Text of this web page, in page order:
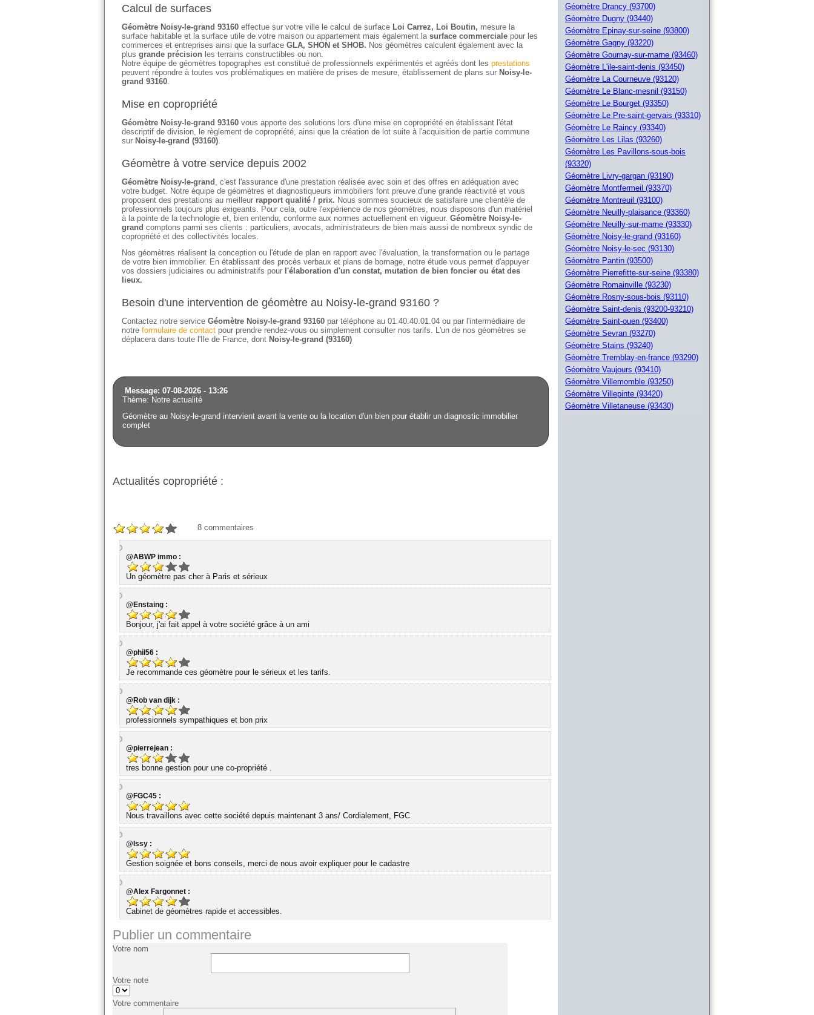
Calcul de surfaces
Géomètre Noisy-le-grand 93160 effectue sur votre ville le calcul de surface Loi Carrez, Loi Boutin, mesure la
surface habitable et la surface utile de votre maison ou appartement mais également la surface commerciale pour les
commerces et entreprises ainsi que la surface GLA, SHON et SHOB. Nos géomètres calculent également avec la
plus grande précision les terrains constructibles ou non.
Notre équipe de géomètres topographes est constitué de professionnels expérimentés et agréés dont les prestations
peuvent répondre à toutes vos problématiques en matière de prises de mesure, établissement de plans sur Noisy-le-
grand 93160.
Mise en copropriété
Géomètre Noisy-le-grand 93160 vous apporte des solutions lors d'une mise en copropriété en établissant l'état
descriptif de division, le règlement de copropriété, ainsi que la création de lot suite à l'acquisition de partie commune
sur Noisy-le-grand (93160).
Géomètre à votre service depuis 2002
Géomètre Noisy-le-grand , c'est l'assurance d'une prestation réalisée avec soin et des offres en adéquation avec
votre budget. Notre équipe de géomètres et diagnostiqueurs immobiliers font preuve d'une grande réactivité et vous
proposent des prestations au meilleur rapport qualité / prix. Nous sommes soucieux de satisfaire une clientèle de
professionnels toujours plus exigeants. Pour cela, outre l'expérience de nos géomètres, nous disposons d'un matériel
à la pointe de la technologie et, bien entendu, conforme aux normes actuellement en vigueur. Géomètre Noisy-le-
grand comptons parmi ses clients : particuliers, avocats, administrateurs de bien mais aussi de nombreux syndic de
copropriété et des collectivités locales.
Nos géomètres réalisent la conception ou l'étude de plan en rapport avec l'évaluation, la transformation ou le partage
de votre bien immobilier. En établissant des procès verbaux et plans de bornage, notre étude vous permet d'appuyer
vos dossiers judiciaires ou administratifs pour l'élaboration d'un constat, mutation de bien foncier ou état des
lieux.
Besoin d'une intervention de géomètre au Noisy-le-grand 93160 ?
Contactez notre service Géomètre Noisy-le-grand 93160 par téléphone au 01.40.40.01.04 ou par l'intermédiaire de
notre formulaire de contact pour prendre rendez-vous ou simplement consulter nos tarifs. L'un de nos géomètres se
déplacera dans toute l'Ile de France, dont Noisy-le-grand (93160)
Message: 07-08-2026 - 13:26
Thème: Notre actualité
Géomètre au Noisy-le-grand intervient avant la vente ou la location d'un bien pour établir un diagnostic immobilier
complet
Actualités copropriété :
8 commentaires
@ABWP immo :
Un géomètre pas cher à Paris et sérieux
@Enstaing :
Bonjour, j'ai fait appel à votre société grâce à un ami
@phil56 :
Je recommande ces géomètre pour le sérieux et les tarifs.
@Rob van dijk :
professionnels sympathiques et bon prix
@pierrejean :
tres bonne gestion pour une co-propriété .
@FGC45 :
Nous travaillons avec cette société depuis maintenant 3 ans/ Cordialement, FGC
@Issy :
Gestion soignée et bons conseils, merci de nous avoir expliquer pour le cadastre
@Alex Fargonnet :
Cabinet de géomètres rapide et accessibles.
Publier un commentaire
Votre nom
Votre note
Votre commentaire
Géomètre Drancy (93700)
Géomètre Dugny (93440)
Géomètre Epinay-sur-seine (93800)
Géomètre Gagny (93220)
Géomètre Gournay-sur-marne (93460)
Géomètre L'ile-saint-denis (93450)
Géomètre La Courneuve (93120)
Géomètre Le Blanc-mesnil (93150)
Géomètre Le Bourget (93350)
Géomètre Le Pre-saint-gervais (93310)
Géomètre Le Raincy (93340)
Géomètre Les Lilas (93260)
Géomètre Les Pavillons-sous-bois
(93320)
Géomètre Livry-gargan (93190)
Géomètre Montfermeil (93370)
Géomètre Montreuil (93100)
Géomètre Neuilly-plaisance (93360)
Géomètre Neuilly-sur-marne (93330)
Géomètre Noisy-le-grand (93160)
Géomètre Noisy-le-sec (93130)
Géomètre Pantin (93500)
Géomètre Pierrefitte-sur-seine (93380)
Géomètre Romainville (93230)
Géomètre Rosny-sous-bois (93110)
Géomètre Saint-denis (93200-93210)
Géomètre Saint-ouen (93400)
Géomètre Sevran (93270)
Géomètre Stains (93240)
Géomètre Tremblay-en-france (93290)
Géomètre Vaujours (93410)
Géomètre Villemomble (93250)
Géomètre Villepinte (93420)
Géomètre Villetaneuse (93430)